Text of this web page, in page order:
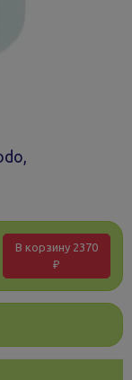
В корзину 2370
₽